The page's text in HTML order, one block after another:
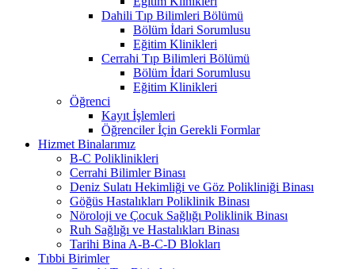
Dahili Tıp Bilimleri Bölümü
Bölüm İdari Sorumlusu
Eğitim Klinikleri
Cerrahi Tıp Bilimleri Bölümü
Bölüm İdari Sorumlusu
Eğitim Klinikleri
Öğrenci
Kayıt İşlemleri
Öğrenciler İçin Gerekli Formlar
Hizmet Binalarımız
B-C Poliklinikleri
Cerrahi Bilimler Binası
Deniz Sulatı Hekimliği ve Göz Polikliniği Binası
Göğüs Hastalıkları Poliklinik Binası
Nöroloji ve Çocuk Sağlığı Poliklinik Binası
Ruh Sağlığı ve Hastalıkları Binası
Tarihi Bina A-B-C-D Blokları
Tıbbi Birimler